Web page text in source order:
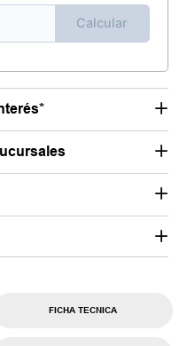
Calcular
FICHA TECNICA